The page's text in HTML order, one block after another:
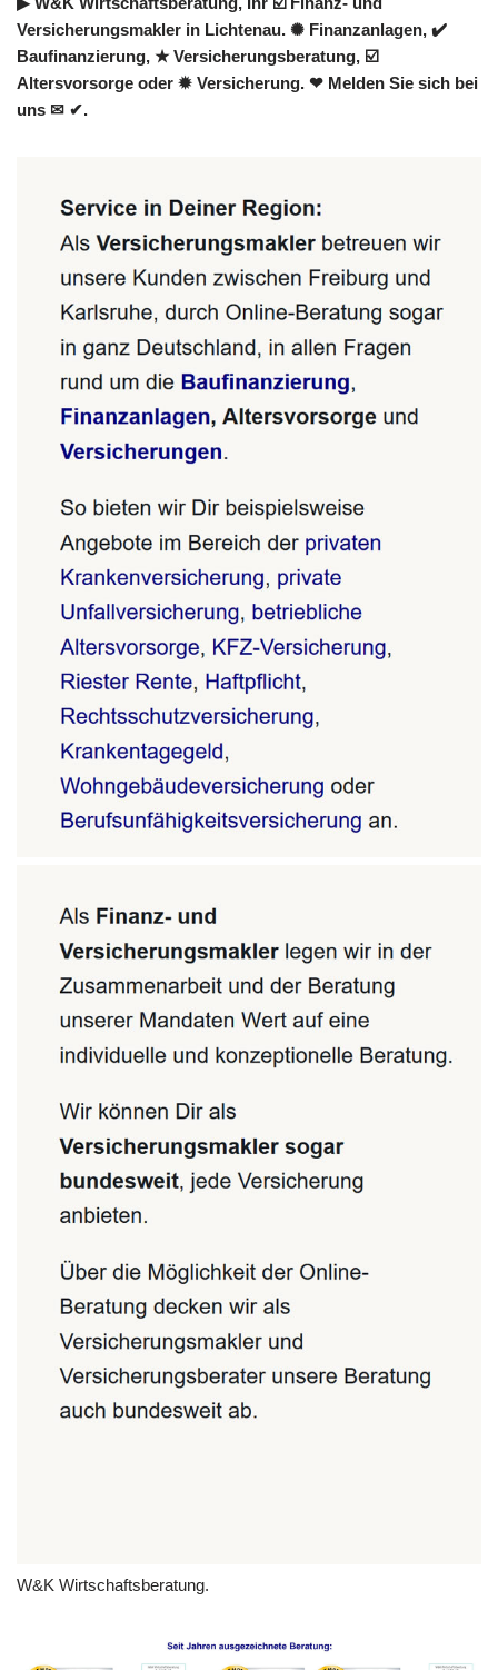
Versicherungsmakler in Lichtenau. ✺ Finanzanlagen, ✔️
Baufinanzierung, ★ Versicherungsberatung, ☑️
Altersvorsorge oder ✹ Versicherung. ❤ Melden Sie sich bei
uns ✉ ✔.
W&K Wirtschaftsberatung.